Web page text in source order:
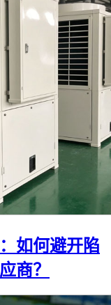
如何避开陷
商？